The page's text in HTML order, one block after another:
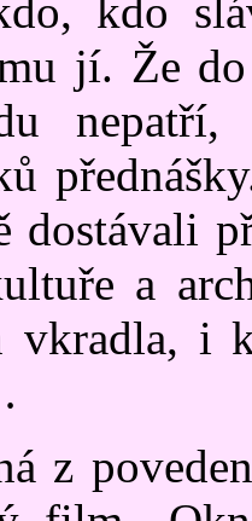
kdo
jí. Že
nepatří,
dostávali
a
vkradla, i
z